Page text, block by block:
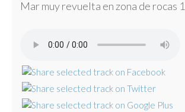
Mar muy revuelta en zona de rocas 1